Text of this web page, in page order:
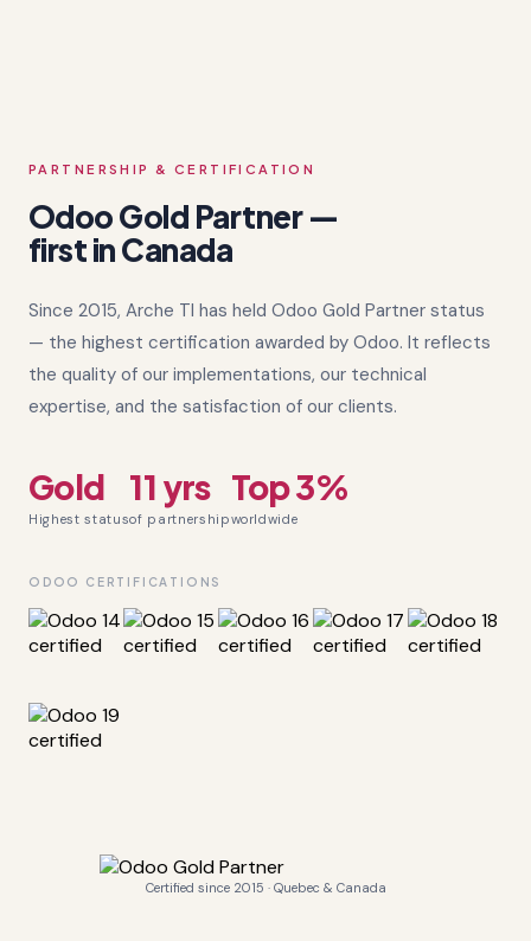
PARTNERSHIP & CERTIFICATION
Odoo Gold Partner —
first in Canada
Since 2015, Arche TI has held Odoo Gold Partner status
— the highest certification awarded by Odoo. It reflects
the quality of our implementations, our technical
expertise, and the satisfaction of our clients.
Gold
Highest status
11 yrs
of partnership
Top 3%
worldwide
ODOO CERTIFICATIONS
Certified since 2015 · Quebec & Canada